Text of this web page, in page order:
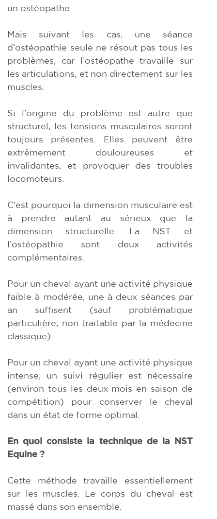
un ostéopathe.
Mais suivant les cas, une séance
d’ostéopathie seule ne résout pas tous les
problèmes, car l’ostéopathe travaille sur
les articulations, et non directement sur les
muscles.
Si l’origine du problème est autre que
structurel, les tensions musculaires seront
toujours présentes. Elles peuvent être
extrêmement douloureuses et
invalidantes, et provoquer des troubles
locomoteurs.
C’est pourquoi la dimension musculaire est
à prendre autant au sérieux que la
dimension structurelle. La NST et
l’ostéopathie sont deux activités
complémentaires.
Pour un cheval ayant une activité physique
faible à modérée, une à deux séances par
an suffisent (sauf problématique
particulière, non traitable par la médecine
classique).
Pour un cheval ayant une activité physique
intense, un suivi régulier est nécessaire
(environ tous les deux mois en saison de
compétition) pour conserver le cheval
dans un état de forme optimal.
En quoi consiste la technique de la NST
Equine ?
Cette méthode travaille essentiellement
sur les muscles. Le corps du cheval est
massé dans son ensemble.